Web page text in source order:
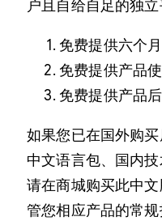
户且自给自足的独立
免费提供六个
免费提供产品
免费提供产品
如果您已在国外购
中文语言包、国内技
请在商城购买此中
管您相应产品的常规